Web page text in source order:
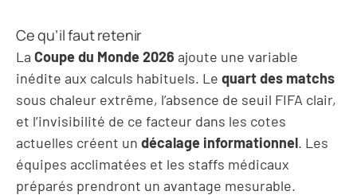
Ce qu’il faut retenir
La Coupe du Monde 2026 ajoute une variable
inédite aux calculs habituels. Le quart des matchs
sous chaleur extrême, l’absence de seuil FIFA clair,
et l’invisibilité de ce facteur dans les cotes
actuelles créent un décalage informationnel. Les
équipes acclimatées et les staffs médicaux
préparés prendront un avantage mesurable.